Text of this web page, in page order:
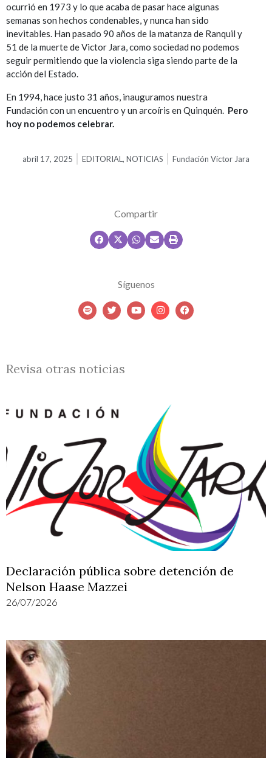
ocurrió en 1973 y lo que acaba de pasar hace algunas
semanas son hechos condenables, y nunca han sido
inevitables. Han pasado 90 años de la matanza de Ranquil y
51 de la muerte de Victor Jara, como sociedad no podemos
seguir permitiendo que la violencia siga siendo parte de la
acción del Estado.
En 1994, hace justo 31 años, inauguramos nuestra
Fundación con un encuentro y un arcoíris en Quinquén. Pero
hoy no podemos celebrar.
abril 17, 2025 EDITORIAL , NOTICIAS Fundación Víctor Jara
Compartir
Síguenos
Revisa otras noticias
Declaración pública sobre detención de
Nelson Haase Mazzei
26/07/2026